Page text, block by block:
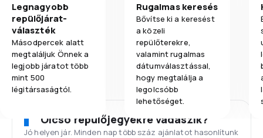
Legnagyobb
repülőjárat-
választék
Másodpercek alatt
megtaláljuk Önnek a
legjobb járatot több
mint 500
légitársaságtól.
Rugalmas keresés
Bővítse ki a keresést
a közeli
repülőterekre,
valamint rugalmas
dátumválasztással,
hogy megtalálja a
legolcsóbb
lehetőséget.
Olcsó repülőjegyekre vadászik?
Jó helyen jár. Minden nap több száz ajánlatot hasonlítunk